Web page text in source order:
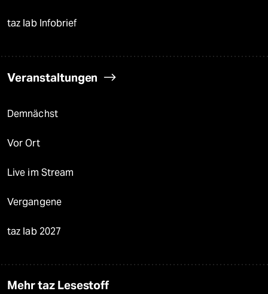
taz lab Infobrief
Veranstaltungen
Demnächst
Vor Ort
Live im Stream
Vergangene
taz lab 2027
Mehr taz Lesestoff